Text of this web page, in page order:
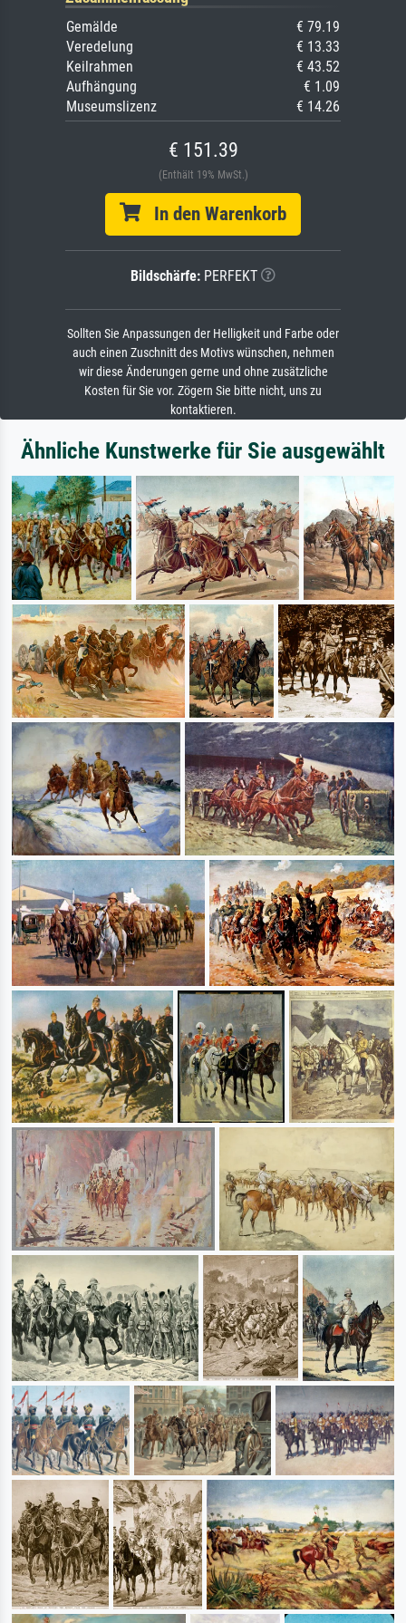
Gemälde
€ 79.19
Veredelung
€ 13.33
Keilrahmen
€ 43.52
Aufhängung
€ 1.09
Museumslizenz
€ 14.26
€ 151.39
(Enthält 19% MwSt.)
In den Warenkorb
Bildschärfe: PERFEKT
Sollten Sie Anpassungen der Helligkeit und Farbe oder
auch einen Zuschnitt des Motivs wünschen, nehmen
wir diese Änderungen gerne und ohne zusätzliche
Kosten für Sie vor. Zögern Sie bitte nicht, uns zu
kontaktieren.
Ähnliche Kunstwerke für Sie ausgewählt